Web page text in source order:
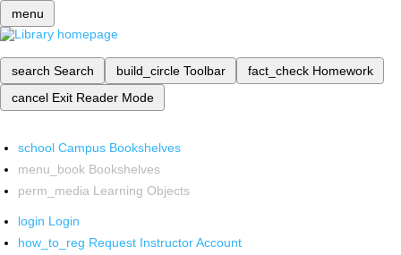
menu
search Search build_circle Toolbar fact_check Homework
cancel Exit Reader Mode
school Campus Bookshelves
menu_book Bookshelves
perm_media Learning Objects
login Login
how_to_reg Request Instructor Account